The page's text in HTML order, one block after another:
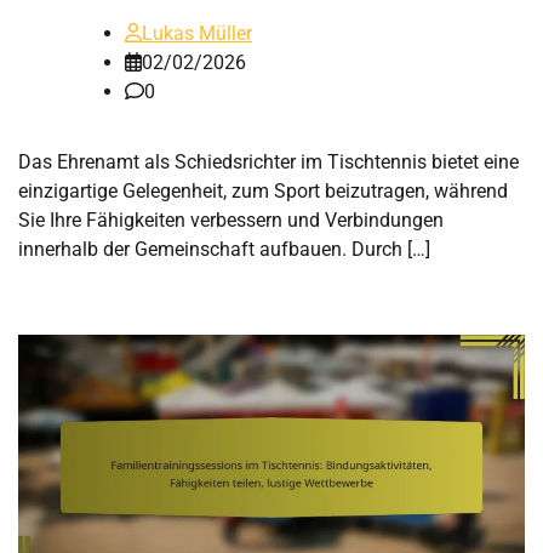
Lukas Müller
02/02/2026
0
Das Ehrenamt als Schiedsrichter im Tischtennis bietet eine
einzigartige Gelegenheit, zum Sport beizutragen, während
Sie Ihre Fähigkeiten verbessern und Verbindungen
innerhalb der Gemeinschaft aufbauen. Durch […]